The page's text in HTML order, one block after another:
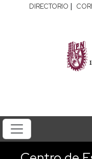
DIRECTORIO |